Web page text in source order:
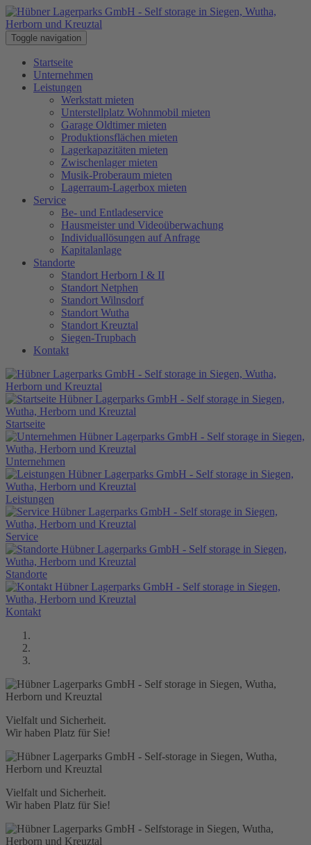
Toggle navigation
Startseite
Unternehmen
Leistungen
Werkstatt mieten
Unterstellplatz Wohnmobil mieten
Garage Oldtimer mieten
Produktionsflächen mieten
Lagerkapazitäten mieten
Zwischenlager mieten
Musik-Proberaum mieten
Lagerraum-Lagerbox mieten
Service
Be- und Entladeservice
Hausmeister und Videoüberwachung
Individuallösungen auf Anfrage
Kapitalanlage
Standorte
Standort Herborn I & II
Standort Netphen
Standort Wilnsdorf
Standort Wutha
Standort Kreuztal
Siegen-Trupbach
Kontakt
Startseite
Unternehmen
Leistungen
Service
Standorte
Kontakt
Vielfalt und Sicherheit.
Wir haben Platz für Sie!
Vielfalt und Sicherheit.
Wir haben Platz für Sie!